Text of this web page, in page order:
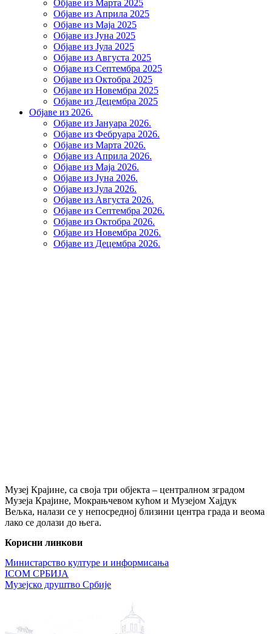
Објаве из Марта 2025
Објаве из Априла 2025
Објаве из Маја 2025
Објаве из Јуна 2025
Објаве из Јула 2025
Објаве из Августа 2025
Објаве из Септембра 2025
Објаве из Октобра 2025
Објаве из Новембра 2025
Објаве из Децембра 2025
Објаве из 2026.
Објаве из Јануара 2026.
Објаве из Фебруара 2026.
Објаве из Марта 2026.
Објаве из Априла 2026.
Објаве из Маја 2026.
Објаве из Јуна 2026.
Објаве из Јула 2026.
Објаве из Августа 2026.
Објаве из Септембра 2026.
Објаве из Октобра 2026.
Објаве из Новембра 2026.
Објаве из Децембра 2026.
Музеј Крајине, са своја три објекта – централном зградом
Музеја Крајине, Мокрањчевом кућом и Музејом Хајдук
Вељка, налази се у непосредној близини центра града и веома
лако се долази до њега.
Корисни линкови
Министарство културе и информисања
ICOM СРБИЈА
Музејско друштво Србије